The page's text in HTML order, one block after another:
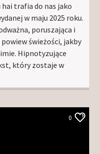
hai trafia do nas jako
w maju 2025 roku.
poruszająca i
świeżości, jakby
Hipnotyzujące
który zostaje w
0